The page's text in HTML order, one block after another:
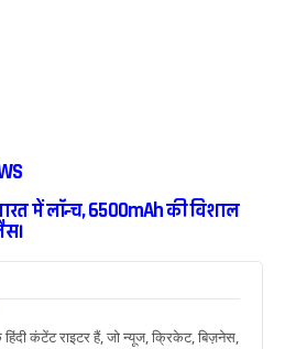
में लॉन्च, 6500mAh की विशाल
कंटेंट राइटर हैं, जो न्यूज, क्रिकेट, बिज़नेस,